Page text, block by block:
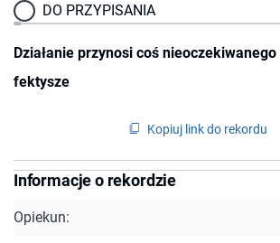
DO PRZYPISANIA
Działanie przynosi coś
fektysze
Kopiuj link do rekordu
Informacje o rekordzie
Opiekun: